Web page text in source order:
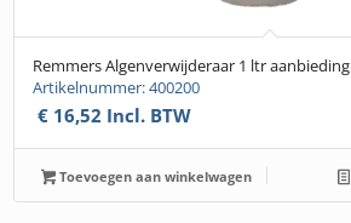
Remmers Algenverwijderaar 1 ltr aanbieding
Artikelnummer: 400200
€ 16,52 Incl. BTW
Toevoegen aan winkelwagen